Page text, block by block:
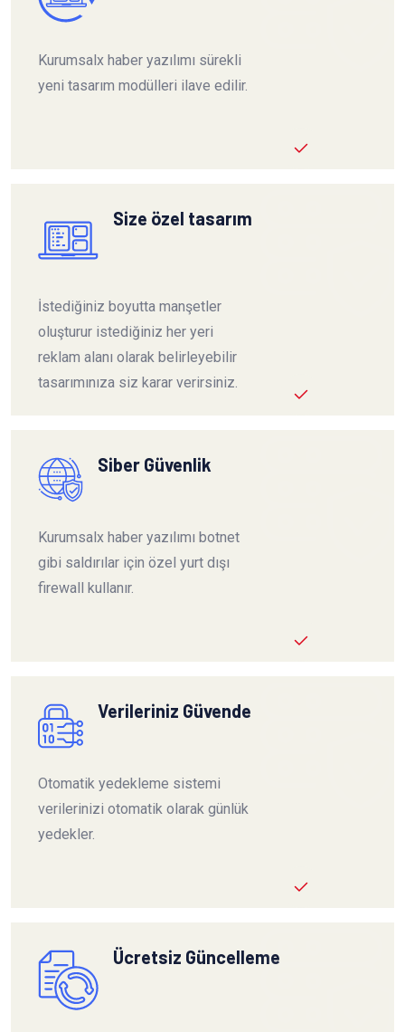
Kurumsalx haber yazılımı sürekli
yeni tasarım modülleri ilave edilir.
Size özel tasarım
İstediğiniz boyutta manşetler
oluşturur istediğiniz her yeri
reklam alanı olarak belirleyebilir
tasarımınıza siz karar verirsiniz.
Siber Güvenlik
Kurumsalx haber yazılımı botnet
gibi saldırılar için özel yurt dışı
firewall kullanır.
Verileriniz Güvende
Otomatik yedekleme sistemi
verilerinizi otomatik olarak günlük
yedekler.
Ücretsiz Güncelleme